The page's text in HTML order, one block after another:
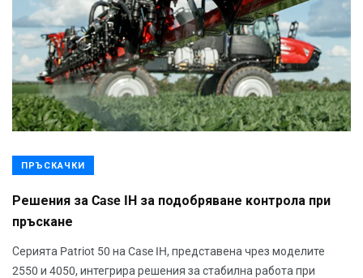
ПРЪСКАЧКИ
Решения за Case IH за подобряване контрола при
пръскане
Серията Patriot 50 на Case IH, представена чрез моделите
2550 и 4050, интегрира решения за стабилна работа при